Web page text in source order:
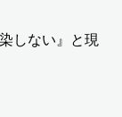
しない』と現